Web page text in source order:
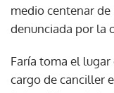
medio centenar de
denunciada por la
Faría toma el lugar
cargo de canciller